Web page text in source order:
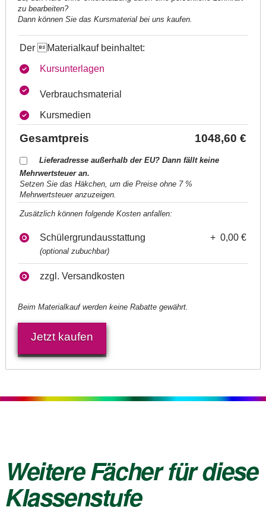
zu bearbeiten?
Dann können Sie das Kursmaterial bei uns kaufen.
Der Materialkauf beinhaltet:
Kursunterlagen
Verbrauchsmaterial
Kursmedien
Gesamtpreis 1048,60 €
Lieferadresse außerhalb der EU? Dann fällt keine
Mehrwertsteuer an.
Setzen Sie das Häkchen, um die Preise ohne 7 %
Mehrwertsteuer anzuzeigen.
Zusätzlich können folgende Kosten anfallen:
Schülergrundausstattung
(optional zubuchbar)
+ 0,00 €
zzgl. Versandkosten
Beim Materialkauf werden keine Rabatte gewährt.
Jetzt kaufen
Weitere Fächer für diese
Klassenstufe